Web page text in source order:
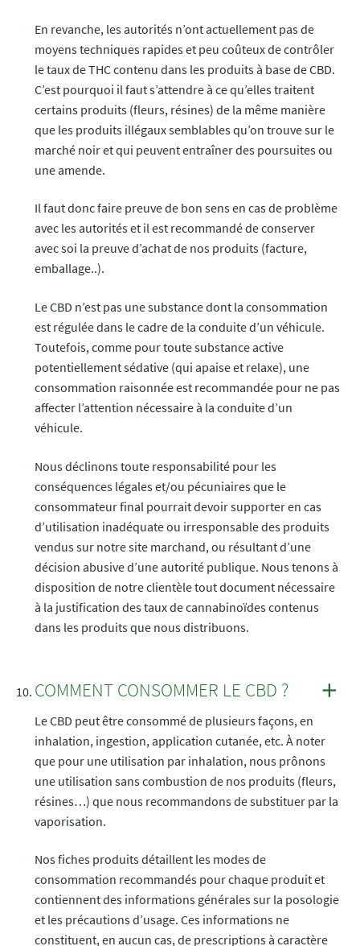
En revanche, les autorités n’ont actuellement pas de
moyens techniques rapides et peu coûteux de contrôler
le taux de THC contenu dans les produits à base de CBD.
C’est pourquoi il faut s’attendre à ce qu’elles traitent
certains produits (fleurs, résines) de la même manière
que les produits illégaux semblables qu’on trouve sur le
marché noir et qui peuvent entraîner des poursuites ou
une amende.
Il faut donc faire preuve de bon sens en cas de problème
avec les autorités et il est recommandé de conserver
avec soi la preuve d’achat de nos produits (facture,
emballage..).
Le CBD n’est pas une substance dont la consommation
est régulée dans le cadre de la conduite d’un véhicule.
Toutefois, comme pour toute substance active
potentiellement sédative (qui apaise et relaxe), une
consommation raisonnée est recommandée pour ne pas
affecter l’attention nécessaire à la conduite d’un
véhicule.
Nous déclinons toute responsabilité pour les
conséquences légales et/ou pécuniaires que le
consommateur final pourrait devoir supporter en cas
d’utilisation inadéquate ou irresponsable des produits
vendus sur notre site marchand, ou résultant d’une
décision abusive d’une autorité publique. Nous tenons à
disposition de notre clientèle tout document nécessaire
à la justification des taux de cannabinoïdes contenus
dans les produits que nous distribuons.
COMMENT CONSOMMER LE CBD ?
Le CBD peut être consommé de plusieurs façons, en
inhalation, ingestion, application cutanée, etc. À noter
que pour une utilisation par inhalation, nous prônons
une utilisation sans combustion de nos produits (fleurs,
résines…) que nous recommandons de substituer par la
vaporisation.
Nos fiches produits détaillent les modes de
consommation recommandés pour chaque produit et
contiennent des informations générales sur la posologie
et les précautions d’usage. Ces informations ne
constituent, en aucun cas, de prescriptions à caractère